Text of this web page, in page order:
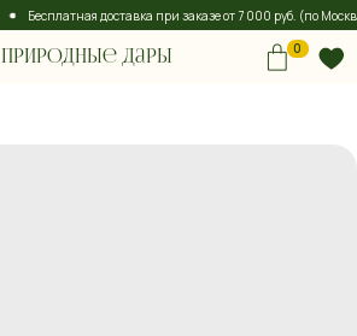
Бесплатная доставка при заказе от 7 000 руб. (по
Природные дары 0
Природные дары 0